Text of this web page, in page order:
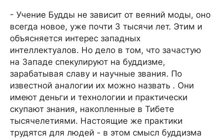
- Учение Будды не зависит от веяний моды, оно
всегда новое, уже почти 3 тысячи лет. Этим и
объясняется интерес западных
интеллектуалов. Но дело в том, что зачастую
на Западе спекулируют на буддизме,
зарабатывая славу и научные звания. По
известной аналогии их можно назвать . Они
имеют деньги и технологии и практически
скупают знания, накопленные в Тибете
тысячелетиями. Настоящие же практики
трудятся для людей - в этом смысл буддизма